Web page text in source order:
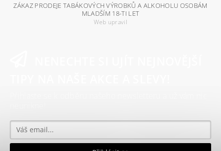
ZÁKAZ PRODEJE TABÁKOVÝCH VÝROBKŮ A ALKOHOLU OSOBÁM
MLADŠÍM 18-TI LET
Web upravil